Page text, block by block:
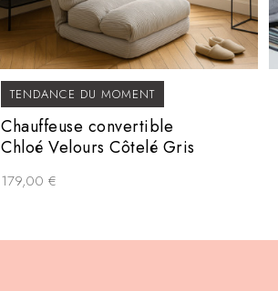
TENDANCE DU MOMENT
Chauffeuse convertible
Chloé Velours Côtelé Gris
179,00€